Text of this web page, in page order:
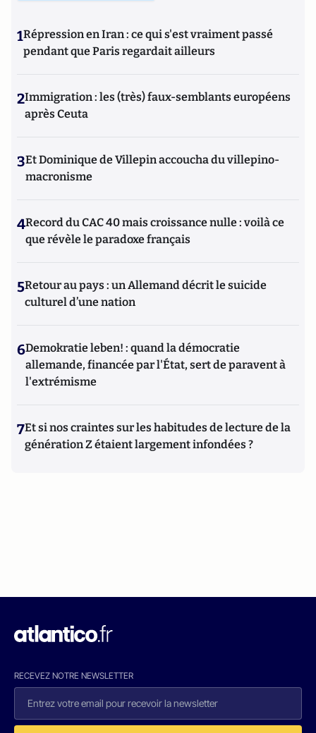
1Répression en Iran : ce qui s'est vraiment passé
pendant que Paris regardait ailleurs
2Immigration : les (très) faux-semblants européens
après Ceuta
3Et Dominique de Villepin accoucha du villepino-
macronisme
4Record du CAC 40 mais croissance nulle : voilà ce
que révèle le paradoxe français
5Retour au pays : un Allemand décrit le suicide
culturel d’une nation
6Demokratie leben! : quand la démocratie
allemande, financée par l'État, sert de paravent à
l'extrémisme
7Et si nos craintes sur les habitudes de lecture de la
génération Z étaient largement infondées ?
RECEVEZ NOTRE NEWSLETTER